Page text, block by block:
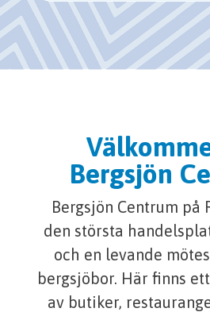
Bergsjön
Bergsjön Centrum på
den största
och en levande
bergsjöbor. Här finns
av butiker,